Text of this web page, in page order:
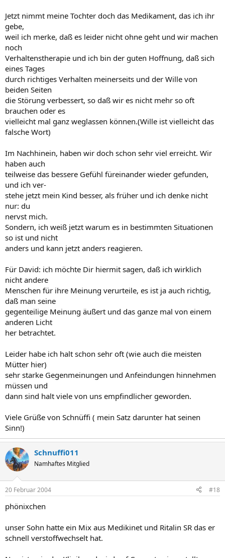
Jetzt nimmt meine Tochter doch das Medikament, das ich ihr
gebe,
weil ich merke, daß es leider nicht ohne geht und wir machen
noch
Verhaltenstherapie und ich bin der guten Hoffnung, daß sich
eines Tages
durch richtiges Verhalten meinerseits und der Wille von
beiden Seiten
die Störung verbessert, so daß wir es nicht mehr so oft
brauchen oder es
vielleicht mal ganz weglassen können.(Wille ist vielleicht das
falsche Wort)
Im Nachhinein, haben wir doch schon sehr viel erreicht. Wir
haben auch
teilweise das bessere Gefühl füreinander wieder gefunden,
und ich ver-
stehe jetzt mein Kind besser, als früher und ich denke nicht
nur: du
nervst mich.
Sondern, ich weiß jetzt warum es in bestimmten Situationen
so ist und nicht
anders und kann jetzt anders reagieren.
Für David: ich möchte Dir hiermit sagen, daß ich wirklich
nicht andere
Menschen für ihre Meinung verurteile, es ist ja auch richtig,
daß man seine
gegenteilige Meinung äußert und das ganze mal von einem
anderen Licht
her betrachtet.
Leider habe ich halt schon sehr oft (wie auch die meisten
Mütter hier)
sehr starke Gegenmeinungen und Anfeindungen hinnehmen
müssen und
dann sind halt viele von uns empfindlicher geworden.
Viele Grüße von Schnüffi ( mein Satz darunter hat seinen
Sinn!)
Schnuffi011
Namhaftes Mitglied
20 Februar 2004 #18
phönixchen
unser Sohn hatte ein Mix aus Medikinet und Ritalin SR das er
schnell verstoffwechselt hat.